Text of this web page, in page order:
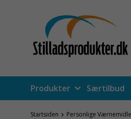
Produkter Særtilbud
Startsiden Personlige